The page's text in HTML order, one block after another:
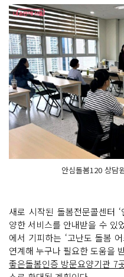
안심돌봄120 상담
새로 시작된 돌봄전문콜센터
양한 서비스를 안내받을 수 있
에서 기피하는 ‘고난도 돌봄
연계해 누구나 필요한 도움을
좋은돌봄인증 방문요양기관 7